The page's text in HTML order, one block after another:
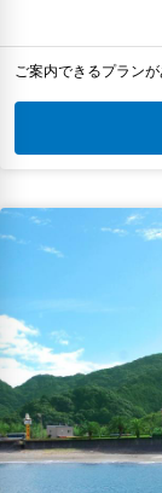
ご案内できるプラン